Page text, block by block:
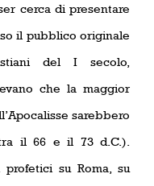
cerca di presentare
il pubblico originale
del I secolo,
che la maggior
sarebbero
il 66 e il 73 d.C.).
profetici su Roma, su